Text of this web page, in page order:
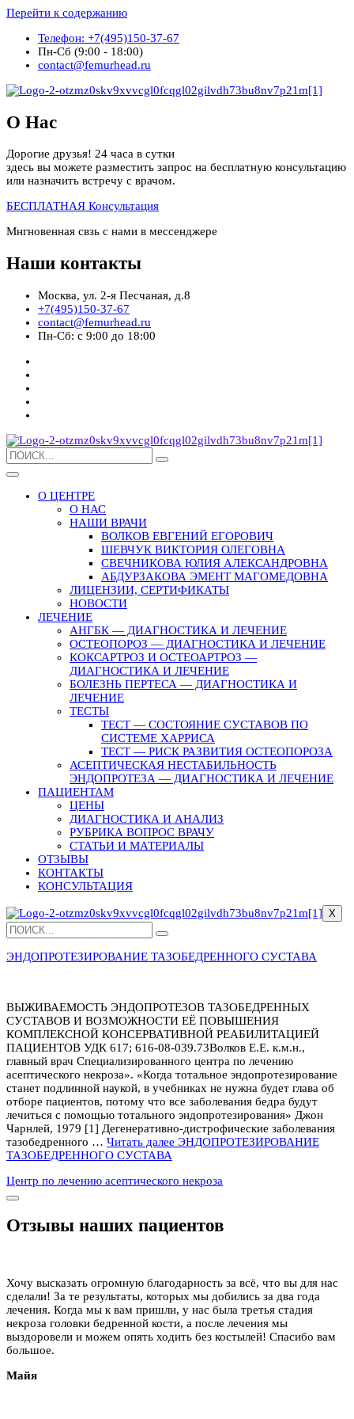
Перейти к содержанию
Телефон: +7(495)150-37-67
Пн-Сб (9:00 - 18:00)
contact@femurhead.ru
О Нас
Дорогие друзья! 24 часа в сутки
здесь вы можете разместить запрос на бесплатную консультацию
или назначить встречу с врачом.
БЕСПЛАТНАЯ Консультация
Мнгновенная свзь с нами в мессенджере
Наши контакты
Москва, ул. 2-я Песчаная, д.8
+7(495)150-37-67
contact@femurhead.ru
Пн-Сб: с 9:00 до 18:00
О ЦЕНТРЕ
О НАС
НАШИ ВРАЧИ
ВОЛКОВ ЕВГЕНИЙ ЕГОРОВИЧ
ШЕВЧУК ВИКТОРИЯ ОЛЕГОВНА
СВЕЧНИКОВА ЮЛИЯ АЛЕКСАНДРОВНА
АБДУРЗАКОВА ЭМЕНТ МАГОМЕДОВНА
ЛИЦЕНЗИИ, СЕРТИФИКАТЫ
НОВОСТИ
ЛЕЧЕНИЕ
АНГБК — ДИАГНОСТИКА И ЛЕЧЕНИЕ
ОСТЕОПОРОЗ — ДИАГНОСТИКА И ЛЕЧЕНИЕ
КОКСАРТРОЗ И ОСТЕОАРТРОЗ —
ДИАГНОСТИКА И ЛЕЧЕНИЕ
БОЛЕЗНЬ ПЕРТЕСА — ДИАГНОСТИКА И
ЛЕЧЕНИЕ
ТЕСТЫ
ТЕСТ — СОСТОЯНИЕ СУСТАВОВ ПО
СИСТЕМЕ ХАРРИСА
ТЕСТ — РИСК РАЗВИТИЯ ОСТЕОПОРОЗА
АСЕПТИЧЕСКАЯ НЕСТАБИЛЬНОСТЬ
ЭНДОПРОТЕЗА — ДИАГНОСТИКА И ЛЕЧЕНИЕ
ПАЦИЕНТАМ
ЦЕНЫ
ДИАГНОСТИКА И АНАЛИЗ
РУБРИКА ВОПРОС ВРАЧУ
СТАТЬИ И МАТЕРИАЛЫ
ОТЗЫВЫ
КОНТАКТЫ
КОНСУЛЬТАЦИЯ
X
ЭНДОПРОТЕЗИРОВАНИЕ ТАЗОБЕДРЕННОГО СУСТАВА
ВЫЖИВАЕМОСТЬ ЭНДОПРОТЕЗОВ ТАЗОБЕДРЕННЫХ
СУСТАВОВ И ВОЗМОЖНОСТИ ЕЁ ПОВЫШЕНИЯ
КОМПЛЕКСНОЙ КОНСЕРВАТИВНОЙ РЕАБИЛИТАЦИЕЙ
ПАЦИЕНТОВ УДК 617; 616-08-039.73Волков Е.Е. к.м.н.,
главный врач Специализированного центра по лечению
асептического некроза». «Когда тотальное эндопротезирование
станет подлинной наукой, в учебниках не нужна будет глава об
отборе пациентов, потому что все заболевания бедра будут
лечиться с помощью тотального эндопротезирования» Джон
Чарнлей, 1979 [1] Дегенеративно-дистрофические заболевания
тазобедренного … Читать далее ЭНДОПРОТЕЗИРОВАНИЕ
ТАЗОБЕДРЕННОГО СУСТАВА
Центр по лечению асептического некроза
Отзывы наших пациентов
Хочу высказать огромную благодарность за всё, что вы для нас
сделали! За те результаты, которых мы добились за два года
лечения. Когда мы к вам пришли, у нас была третья стадия
некроза головки бедренной кости, а после лечения мы
выздоровели и можем опять ходить без костылей! Спасибо вам
большое.
Майя